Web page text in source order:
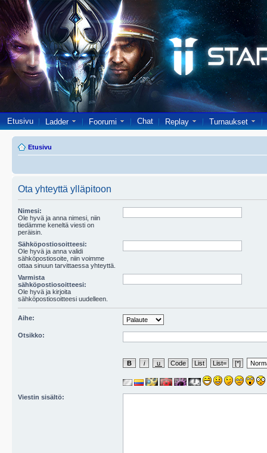
Etusivu Ladder Foorumi Chat Replay Turnaukset
Etusivu
Ota yhteyttä ylläpitoon
Nimesi:
Ole hyvä ja anna nimesi, niin
tiedämme keneltä viesti on
peräisin.
Sähköpostiosoitteesi:
Ole hyvä ja anna validi
sähköpostiosoite, niin voimme
ottaa sinuun tarvittaessa yhteyttä.
Varmista
sähköpostiosoitteesi:
Ole hyvä ja kirjoita
sähköpostiosoitteesi uudelleen.
Aihe:
Otsikko:
Viestin sisältö: